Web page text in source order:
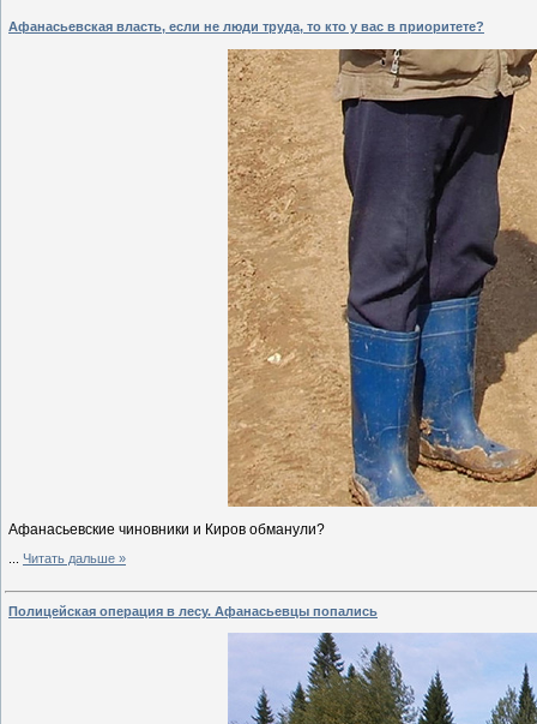
Афанасьевская власть, если не люди труда, то кто у вас в приоритете?
Афанасьевские чиновники и Киров обманули?
Читать дальше »
Полицейская операция в лесу. Афанасьевцы попались